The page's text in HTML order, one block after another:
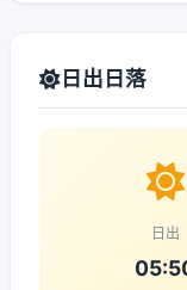
日出日落
日出